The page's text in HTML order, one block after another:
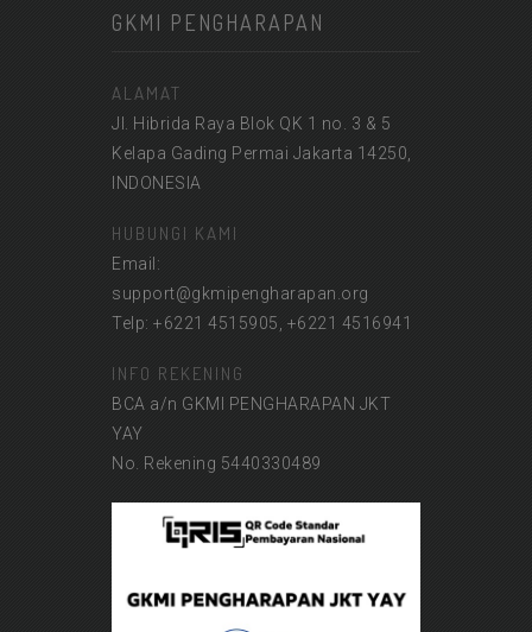
GKMI PENGHARAPAN
ALAMAT
Jl. Hibrida Raya Blok QK 1 no. 3 & 5
Kelapa Gading Permai Jakarta 14250,
INDONESIA
HUBUNGI KAMI
Email:
support@gkmipengharapan.org
Telp: +6221 4515905, +6221 4516941
INFO REKENING
BCA a/n GKMI PENGHARAPAN JKT
YAY
No. Rekening 5440330489